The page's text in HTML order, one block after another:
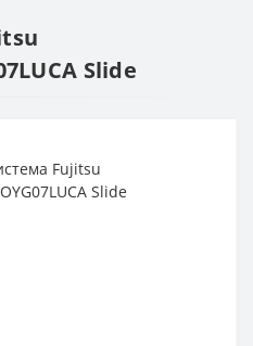
Slide